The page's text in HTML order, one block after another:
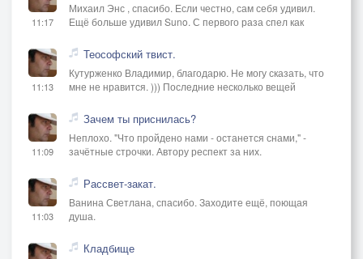
11:17
Михаил Энс , спасибо. Если честно, сам себя удивил.
Ещё больше удивил Suno. С первого раза спел как
11:13
Теософский твист.
Кутурженко Владимир, благодарю. Не могу сказать, что
мне не нравится. ))) Последние несколько вещей
11:09
Зачем ты приснилась?
Неплохо. "Что пройдено нами - останется снами," -
зачётные строчки. Автору респект за них.
11:03
Рассвет-закат.
Ванина Светлана, спасибо. Заходите ещё, поющая
душа.
Кладбище